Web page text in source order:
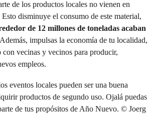
de los productos locales no vienen en
disminuye el consumo de este material,
de 12 millones de toneladas acaban
Además, impulsas la economía de tu localidad,
con vecinas y vecinos para producir,
empleos.